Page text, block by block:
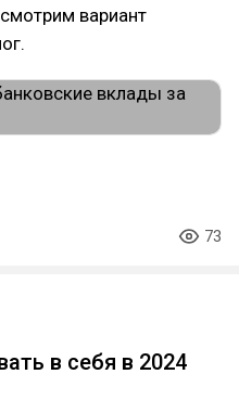
вариант
73
в себя в 2024